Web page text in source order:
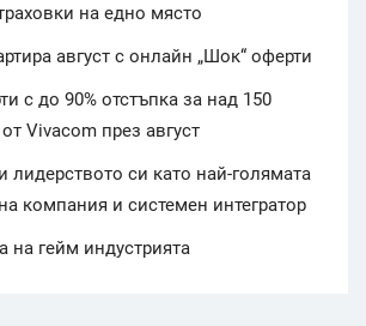
на едно място
август с онлайн „Шок“ оферти
с до 90% отстъпка за над 150
Vivacom през август
лидерството си като най-голямата
компания и системен интегратор
на гейм индустрията